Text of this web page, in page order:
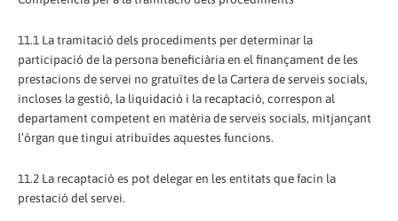
11.1 La tramitació dels procediments per determinar la
participació de la persona beneficiària en el finançament de les
prestacions de servei no gratuïtes de la Cartera de serveis socials,
incloses la gestió, la liquidació i la recaptació, correspon al
departament competent en matèria de serveis socials, mitjançant
l’òrgan que tingui atribuïdes aquestes funcions.
11.2 La recaptació es pot delegar en les entitats que facin la
prestació del servei.